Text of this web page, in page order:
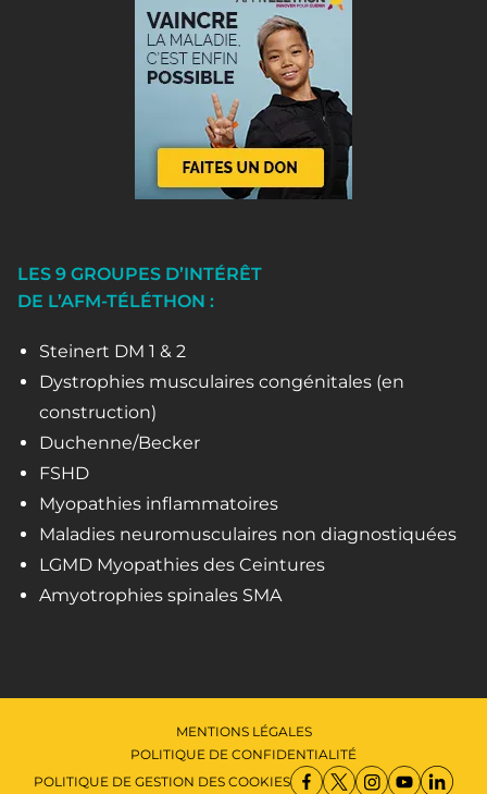
LES 9 GROUPES D’INTÉRÊT
DE L’AFM-TÉLÉTHON :
Steinert DM 1 & 2
Dystrophies musculaires congénitales (en
construction)
Duchenne/Becker
FSHD
Myopathies inflammatoires
Maladies neuromusculaires non diagnostiquées
LGMD Myopathies des Ceintures
Amyotrophies spinales SMA
MENTIONS LÉGALES
POLITIQUE DE CONFIDENTIALITÉ
POLITIQUE DE GESTION DES COOKIES